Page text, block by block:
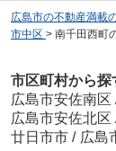
広島市の不動産満載
市中区 > 南千田西町
市区町村から探
広島市安佐南区
広島市安佐北区
廿日市市 / 広島